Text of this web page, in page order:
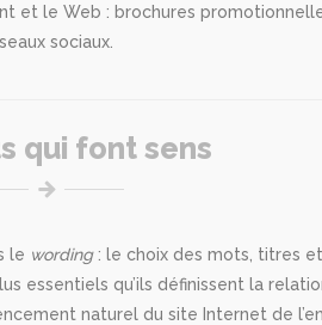
le Web : brochures
sociaux.
qui font sens
le wording: le choix des mots, titres
essentiels qu’ils définissent la
naturel du site Internet de